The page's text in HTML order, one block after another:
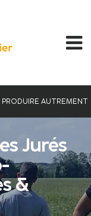
PRODUIRE AUTREMENT
Jurés
&